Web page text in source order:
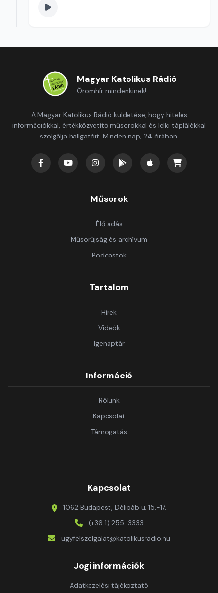
Magyar Katolikus Rádió
Örömhír mindenkinek!
A Magyar Katolikus Rádió küldetése, hogy hiteles
információkkal, értékközvetítő műsorokkal és lelki táplálékkal
szolgálja hallgatóit. Minden nap, 24 órában.
Műsorok
Élő adás
Műsorújság és archívum
Podcastok
Tartalom
Hírek
Videók
Igenaptár
Információ
Rólunk
Kapcsolat
Támogatás
Kapcsolat
1062 Budapest, Délibáb u. 15.-17.
(+36 1) 255-3333
ugyfelszolgalat@katolikusradio.hu
Jogi információk
Adatkezelési tájékoztató